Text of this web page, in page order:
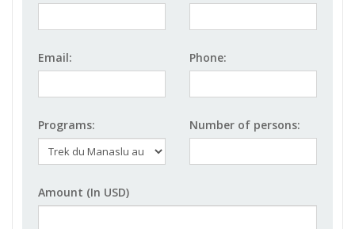
Email: Phone:
Programs: Number of persons:
Amount (In USD)